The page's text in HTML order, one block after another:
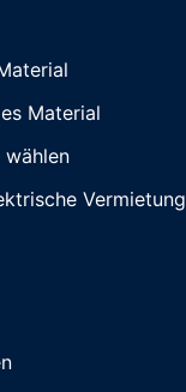
Material
wählen
Vermietung